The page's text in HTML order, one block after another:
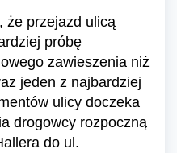
że przejazd ulicą
próbę
zawieszenia niż
jeden z najbardziej
ulicy doczeka
drogowcy rozpoczną
do ul.